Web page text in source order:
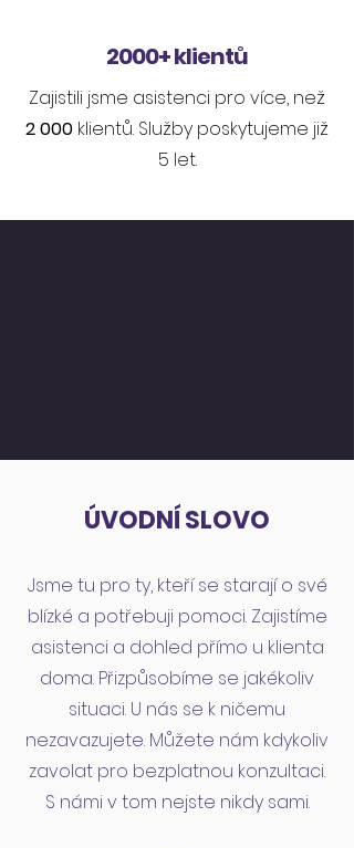
2000+ klientů
Zajistili jsme asistenci pro více, než
2 000 klientů. Služby poskytujeme již
5 let.
ÚVODNÍ SLOVO
Jsme tu pro ty, kteří se starají o své
blízké a potřebuji pomoci. Zajistíme
asistenci a dohled přímo u klienta
doma. Přizpůsobíme se jakékoliv
situaci. U nás se k ničemu
nezavazujete. Můžete nám kdykoliv
zavolat pro bezplatnou konzultaci.
S námi v tom nejste nikdy sami.